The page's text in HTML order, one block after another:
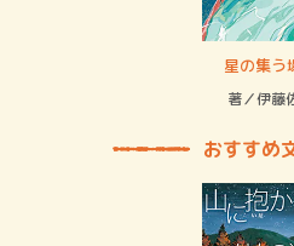
星の集う
著／伊藤
おすすめ